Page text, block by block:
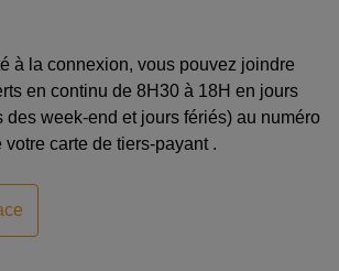
à la connexion, vous pouvez joindre
en continu de 8H30 à 18H en jours
des week-end et jours fériés) au numéro
carte de tiers-payant .